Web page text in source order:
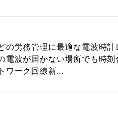
の労務管理に最適な電波時計
波が届かない場所でも時刻
ワーク回線新...